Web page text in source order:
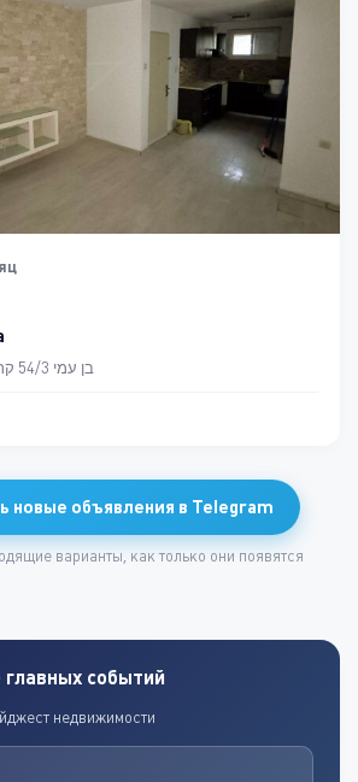
Кирьят-Ата, בן עמי 54/3 קריית אתא
новые объявления в Telegram
варианты, как только они появятся
главных событий
недвижимости